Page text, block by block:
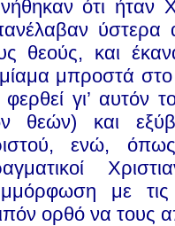
ότι ήταν
ύστερα
θεούς, και
μπροστά
φερθεί γι’ αυτόν
θεών) και
ενώ, όπως
με τις
ορθό να τους